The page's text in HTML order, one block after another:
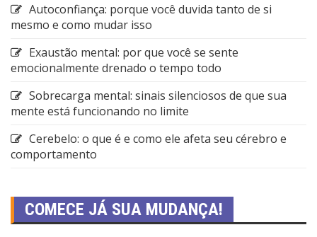
Autoconfiança: porque você duvida tanto de si
mesmo e como mudar isso
Exaustão mental: por que você se sente
emocionalmente drenado o tempo todo
Sobrecarga mental: sinais silenciosos de que sua
mente está funcionando no limite
Cerebelo: o que é e como ele afeta seu cérebro e
comportamento
COMECE JÁ SUA MUDANÇA!